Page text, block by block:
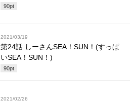
90pt
2021/03/19
第24話 しーさんSEA！SUN！(すっぱ
いSEA！SUN！)
90pt
2021/02/26